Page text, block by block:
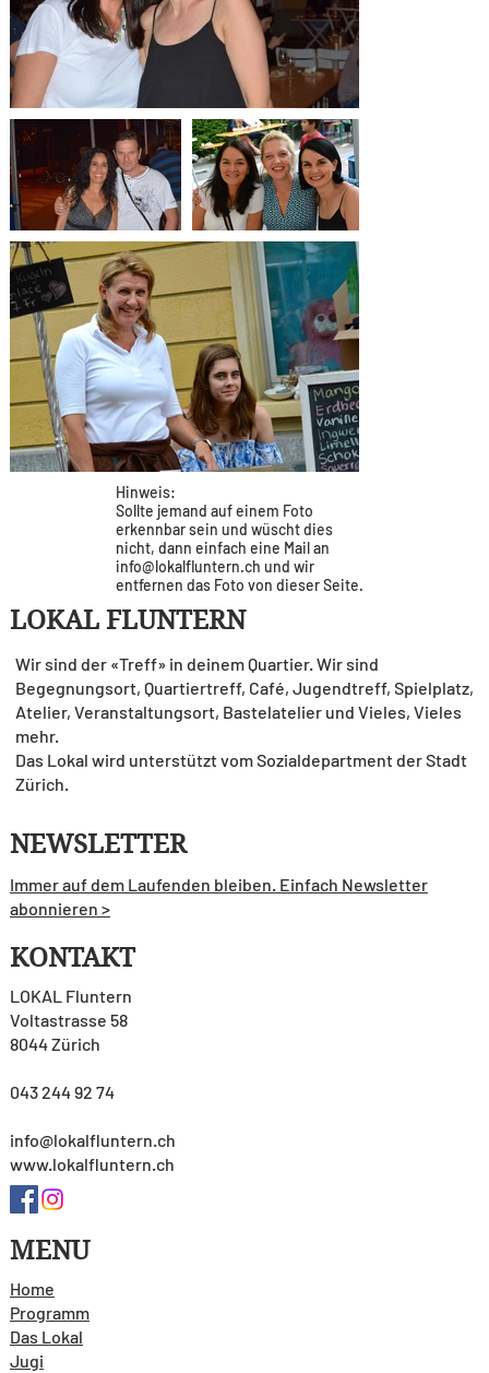
Hinweis:
Sollte jemand auf einem Foto
erkennbar sein und wüscht dies
nicht, dann einfach eine Mail an
info@lokalfluntern.ch und wir
entfernen das Foto von dieser Seite.
MENU
Home
Programm
Das Lokal
Jugi
KONTAKT
LOKAL Fluntern
Voltastrasse 58
8044 Zürich
043 244 92 74
info@lokalfluntern.ch
www.lokalfluntern.ch
LOKAL FLUNTERN
Wir sind der «Treff» in deinem Quartier. Wir sind
Begegnungsort, Quartiertreff, Café, Jugendtreff, Spielplatz,
Atelier, Veranstaltungsort, Bastelatelier und Vieles, Vieles
mehr.
Das Lokal wird unterstützt vom Sozialdepartment der Stadt
Zürich.
NEWSLETTER
Immer auf dem Laufenden bleiben. Einfach Newsletter
abonnieren >